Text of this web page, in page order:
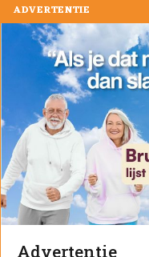
ADVERTENTIE
Advertentie